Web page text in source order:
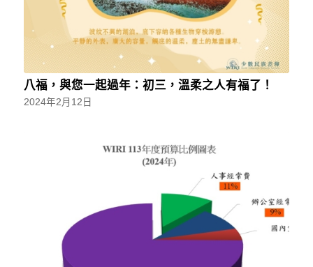
八福，與您一起過年：初三，溫柔之人有福了！
2024年2月12日